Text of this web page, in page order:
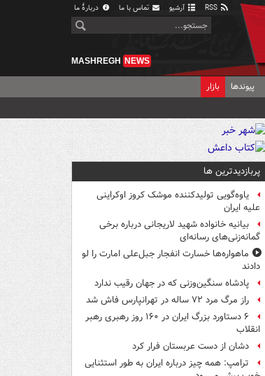
آرشیو تماس با ما دربارهٔ ما
MASHREGH NEWS
پیوندها بازار
پربازدیدترین ها
یاوه‌گویی تولیدکننده موشک کروز اوکراینی
علیه ایران
بیانیه خانواده شهید لاریجانی درباره برخی
گمانه‌زنی‌های رسانه‌ای
ماهواره‌ها خسارت انفجار جبل‌علی امارت را لو
دادند
پادشاه سنگین‌وزنی که در جهان رقیب ندارد
راز مرگ مرد ۷۲ ساله در تهرانپارس فاش شد
۶ دستاورد بزرگ ایران در ۱۶۰ روز رهبری رهبر
انقلاب
دشان از دست عربستان فرار کرد
ترامپ: همه چیز درباره ایران به طور استثنایی